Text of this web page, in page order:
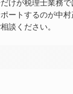
せ
けが税理士業務で
ートするのが中村
談ください。